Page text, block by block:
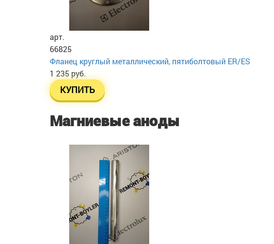
арт.
66825
Фланец круглый металлический, пятиболтовый ER/ES
1 235 руб.
КУПИТЬ
Магниевые аноды